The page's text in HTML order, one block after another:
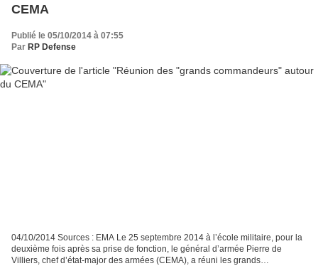
CEMA
Publié le 05/10/2014 à 07:55
Par RP Defense
04/10/2014 Sources : EMA Le 25 septembre 2014 à l’école militaire, pour la
deuxième fois après sa prise de fonction, le général d’armée Pierre de
Villiers, chef d’état-major des armées (CEMA), a réuni les grands